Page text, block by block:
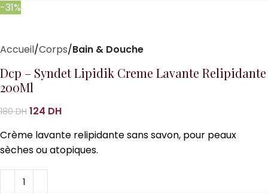
-31%
Accueil Corps Bain & Douche
Dcp – Syndet Lipidik Creme Lavante Relipidante
200Ml
180DH 124 DH
Crème lavante relipidante sans savon, pour peaux
sèches ou atopiques.